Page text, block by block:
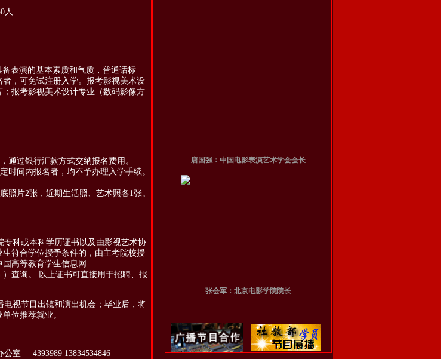
人
表演的基本素质和气质，普通话标
，可免试注册入学。报考影视美术设
报考影视美术设计专业（数码影像方
过银行汇款方式交纳报名费用。
间内报名者，均不予办理入学手续。
片2张，近期生活照、艺术照各1张。
科或本科学历证书以及由影视艺术协
符合学位授予条件的，由主考院校授
高等教育学生信息网
）查询。 以上证书可直接用于招聘、报
视节目出镜和演出机会；毕业后，将
位推荐就业。
公室 4393989 13834534846
唐国强：中国电影表演艺术学会会长
张会军：北京电影学院院长